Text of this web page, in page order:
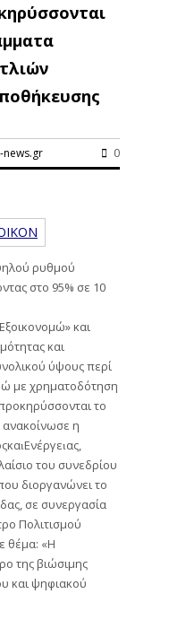
0
ρυθμού
στο 95% σε 10
και
και
ύψους περί
με χρηματοδότηση
το
η
του συνεδρίου
διοργανώνει το
σε συνεργασία
Πολιτισμού
θέμα: «Η
της βιώσιμης
και ψηφιακού